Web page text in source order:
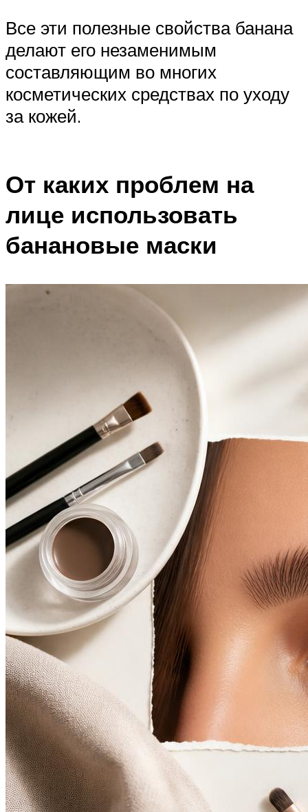
Все эти полезные свойства банана
делают его незаменимым
составляющим во многих
косметических средствах по уходу
за кожей.
От каких проблем на
лице использовать
банановые маски